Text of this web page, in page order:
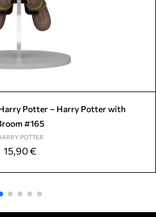
Potter – Harry Potter with
#165
POTTER
15,90€